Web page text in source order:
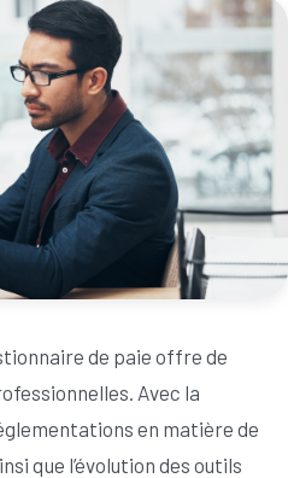
de paie offre de
Avec la
en matière de
que l’évolution des outils